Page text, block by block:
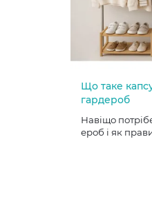
Що таке
гардероб
Навіщо
ероб і як